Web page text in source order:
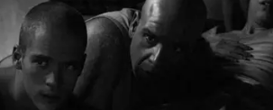
En el año 2004 Airam Betancor,
homosexuales, se ve obligado a
trabajo forzado que padeció en la
veinte años.